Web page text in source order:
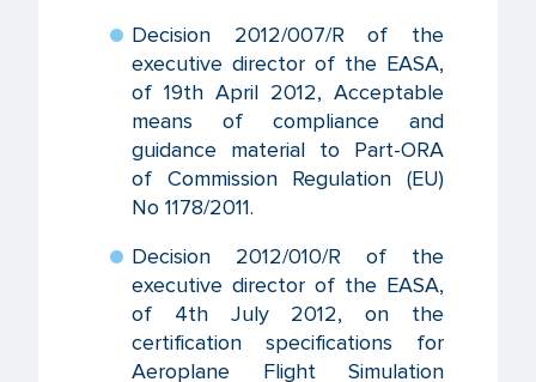
Decision 2012/007/R of the
executive director of the EASA,
of 19th April 2012, Acceptable
means of compliance and
guidance material to Part-ORA
of Commission Regulation (EU)
No 1178/2011.
Decision 2012/010/R of the
executive director of the EASA,
of 4th July 2012, on the
certification specifications for
Aeroplane Flight Simulation